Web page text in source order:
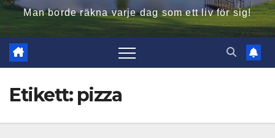
Man borde räkna varje dag som ett liv för sig!
Etikett: pizza